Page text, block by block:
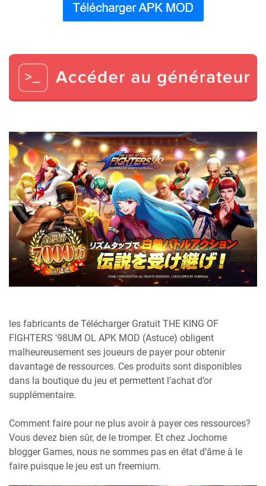
les fabricants de Télécharger Gratuit THE KING OF
FIGHTERS '98UM OL APK MOD (Astuce) obligent
malheureusement ses joueurs de payer pour obtenir
davantage de ressources. Ces produits sont disponibles
dans la boutique du jeu et permettent l’achat d’or
supplémentaire.
Comment faire pour ne plus avoir à payer ces ressources?
Vous devez bien sûr, de le tromper. Et chez Jochorne
blogger Games, nous ne sommes pas en état d’âme à le
faire puisque le jeu est un freemium.